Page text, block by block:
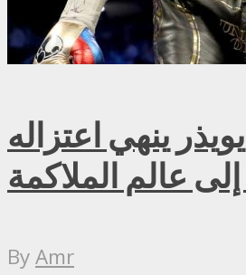
ينهي اعتزاله
عالم الملاكمة
ByAmr